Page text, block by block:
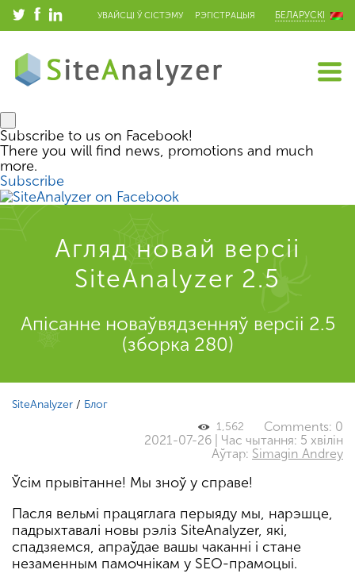
УВАЙСЦІ Ў СІСТЭМУ РЭГІСТРАЦЫЯ БЕЛАРУСКІ
Subscribe to us on Facebook!
There you will find news, promotions and much
more.
Subscribe
Агляд новай версіі
SiteAnalyzer 2.5
Апісанне новаўвядзенняў версіі 2.5
(зборка 280)
SiteAnalyzer / Блог
Comments: 0
1,562
2021-07-26 | Час чытання: 5 хвілін
Аўтар: Simagin Andrey
Ўсім прывітанне! Мы зноў у справе!
Пасля вельмі працяглага перыяду мы, нарэшце,
падрыхтавалі новы рэліз SiteAnalyzer, які,
спадзяемся, апраўдае вашы чаканні і стане
незаменным памочнікам у SEO-прамоцыі.